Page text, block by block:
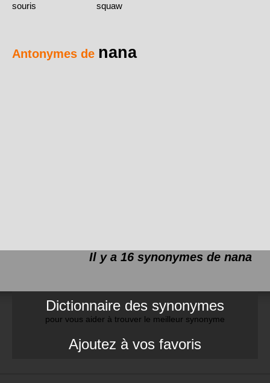
souris
squaw
Antonymes de nana
Il y a 16 synonymes de nana
Dictionnaire des synonymes
pour vous aider à trouver le meilleur synonyme
Ajoutez à vos favoris